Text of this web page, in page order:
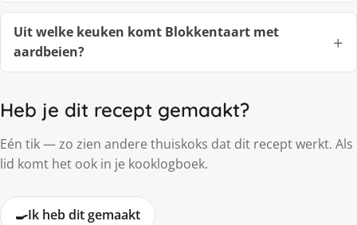
Uit welke keuken komt Blokkentaart met
aardbeien?
Heb je dit recept gemaakt?
Eén tik — zo zien andere thuiskoks dat dit recept werkt. Als
lid komt het ook in je kooklogboek.
🍳Ik heb dit gemaakt